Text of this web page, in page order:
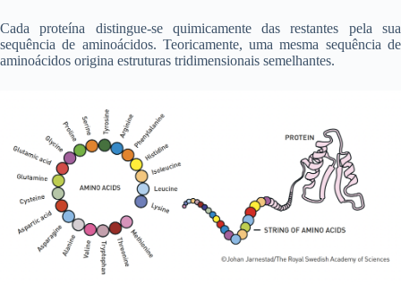
Cada proteína distingue-se quimicamente das restantes pela sua
sequência de aminoácidos. Teoricamente, uma mesma sequência de
aminoácidos origina estruturas tridimensionais semelhantes.